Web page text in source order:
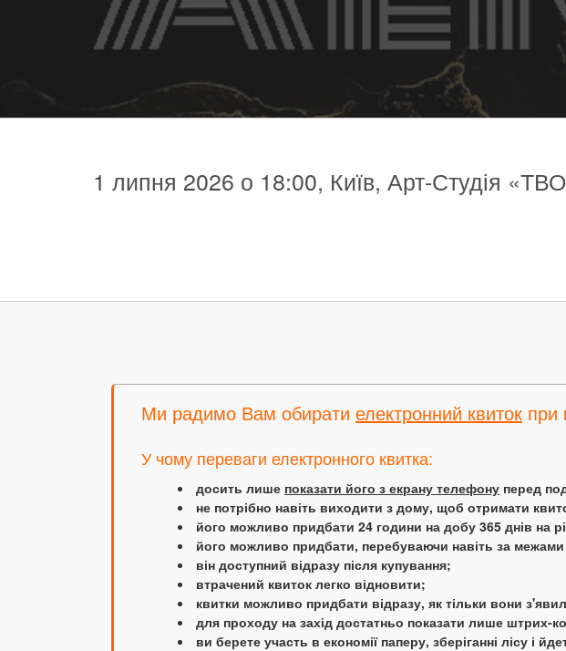
1 липня 2026 о 18:00, Київ, Арт-Студія
Ми радимо Вам обирати електронний квиток при
У чому переваги електронного квитка:
досить лише показати його з екрану телефону перед
не потрібно навіть виходити з дому, щоб отримати
його можливо придбати 24 години на добу 365 днів на
його можливо придбати, перебуваючи навіть за межами
він доступний відразу після купування;
втрачений квиток легко відновити;
квитки можливо придбати відразу, як тільки вони
для проходу на захід достатньо показати лише штрих-
ви берете участь в економії паперу, зберіганні лісу і